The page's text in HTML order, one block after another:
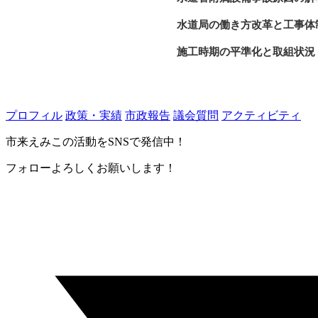
水道局の働き方改革と工事体
施工時期の平準化と取組状況
プロフィル 政策・実績 市政報告 議会質問 アクティビティ
市来えみこの活動をSNSで発信中！
フォローよろしくお願いします！